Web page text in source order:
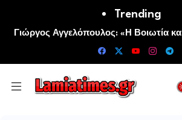
Trending
Πανηγυρίζει η Ιερά Σταυροπηγιακή
Μεταμορφώσεως του Σωτήρος